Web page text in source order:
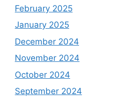
February 2025
January 2025
December 2024
November 2024
October 2024
September 2024